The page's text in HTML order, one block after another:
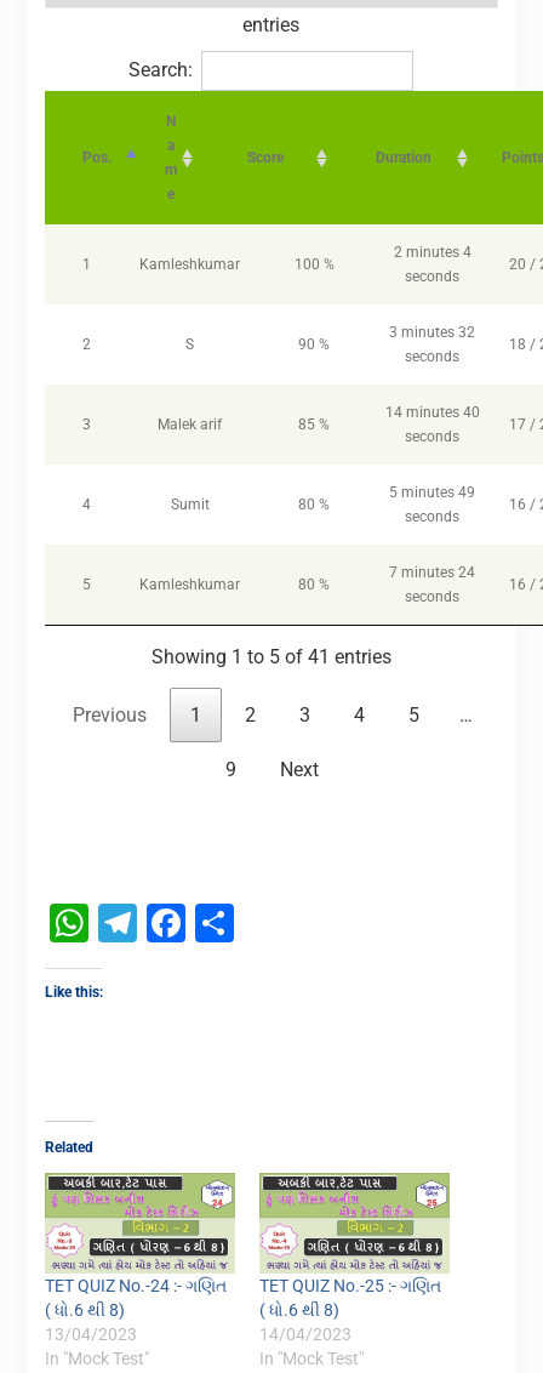
entries
Search:
Pos.
N
a
m
e
Score Duration Points
1 Kamleshkumar 100 %
2 minutes 4
seconds
20 /
2 S 90 %
3 minutes 32
seconds
18 /
3 Malek arif 85 %
14 minutes 40
seconds
17 /
4 Sumit 80 %
5 minutes 49
seconds
16 /
5 Kamleshkumar 80 %
7 minutes 24
seconds
16 /
Showing 1 to 5 of 41 entries
Previous 1 2 3 4 5 …
9 Next
WhatsApp
Telegram
Facebook
Like this:
Related
TET QUIZ No.-24 :- ગણિત
( ધો.6 થી 8)
13/04/2023
In "Mock Test"
TET QUIZ No.-25 :- ગણિત
( ધો.6 થી 8)
14/04/2023
In "Mock Test"